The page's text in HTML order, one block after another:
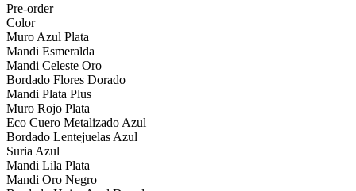
Pre-order
Color
Muro Azul Plata
Mandi Esmeralda
Mandi Celeste Oro
Bordado Flores Dorado
Mandi Plata Plus
Muro Rojo Plata
Eco Cuero Metalizado Azul
Bordado Lentejuelas Azul
Suria Azul
Mandi Lila Plata
Mandi Oro Negro